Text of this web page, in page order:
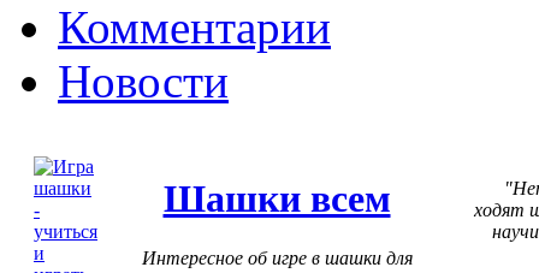
Комментарии
Новости
Шашки всем
Интересное об игре в шашки для
ходят